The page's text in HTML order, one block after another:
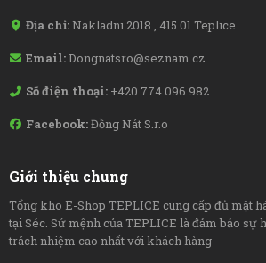
Địa chỉ: Nakladni 2018 , 415 01 Teplice
Email:Dongnatsro@seznam.cz
Số điện thoại: +420 774 096 982
Facebook:Đồng Nát S.r.o
Giới thiệu chung
Tổng kho E-Shop TEPLICE cung cấp đủ mặt
tại Séc. Sứ mệnh của TEPLICE là đảm bảo sự
trách nhiệm cao nhất với khách hàng